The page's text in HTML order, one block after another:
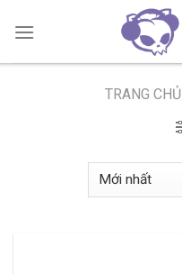
TRANG CHỦ